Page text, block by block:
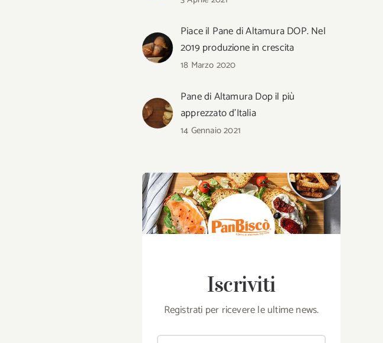
Piace il Pane di Altamura DOP. Nel
2019 produzione in crescita
18 Marzo 2020
Pane di Altamura Dop il più
apprezzato d’Italia
14 Gennaio 2021
Iscriviti
Registrati per ricevere le ultime news.